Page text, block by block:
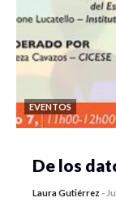
EVENTOS
De los
Laura Gutiérrez -